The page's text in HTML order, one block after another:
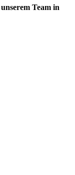
Team in